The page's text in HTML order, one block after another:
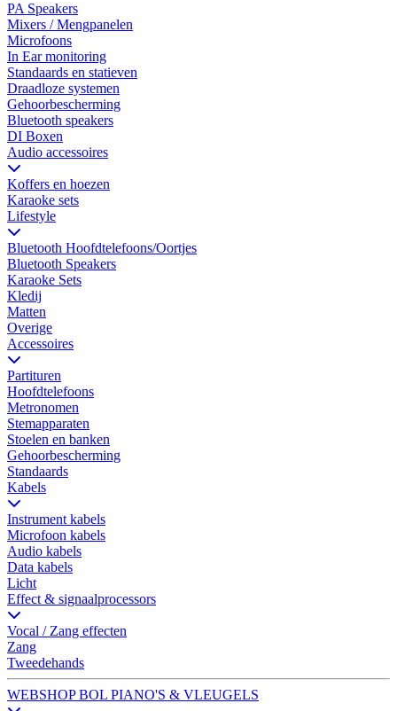
PA Speakers
Mixers / Mengpanelen
Microfoons
In Ear monitoring
Standaards en statieven
Draadloze systemen
Gehoorbescherming
Bluetooth speakers
DI Boxen
Audio accessoires
Koffers en hoezen
Karaoke sets
Lifestyle
Bluetooth Hoofdtelefoons/Oortjes
Bluetooth Speakers
Karaoke Sets
Kledij
Matten
Overige
Accessoires
Partituren
Hoofdtelefoons
Metronomen
Stemapparaten
Stoelen en banken
Gehoorbescherming
Standaards
Kabels
Instrument kabels
Microfoon kabels
Audio kabels
Data kabels
Licht
Effect & signaalprocessors
Vocal / Zang effecten
Zang
Tweedehands
WEBSHOP BOL PIANO'S & VLEUGELS